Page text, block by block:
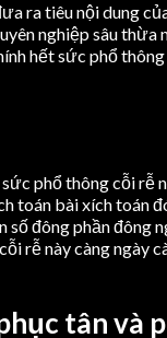
ra tiêu nội dung
nghiệp sâu
hết sức phổ
phổ thông cỗi rễ
bài xích toán
số đông phần
rễ này càng
tân và